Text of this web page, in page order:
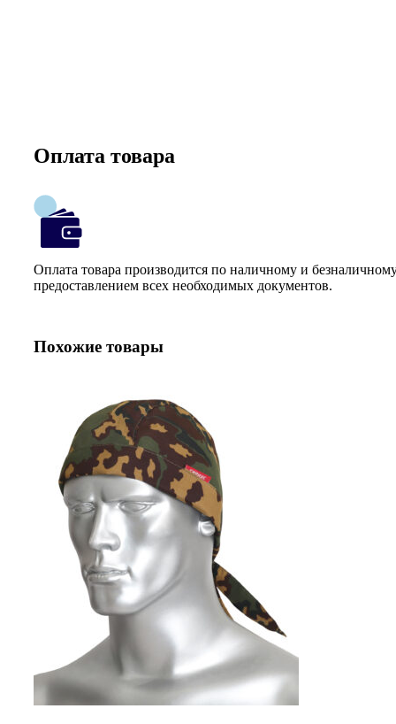
Оплата товара
Оплата товара производится по наличному и
предоставлением всех необходимых документов.
Похожие товары